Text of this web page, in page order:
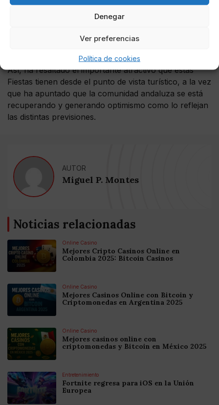
Denegar
Ver preferencias
Política de cookies
Sumando llegamos más lejos. Y yo quiero seguir
#Andalucíay los andaluces.
Así, ha resaltado el importante atractivo que estas
Fiestas tienen desde el punto de vista turístico, a la vez
que ha apuntado que la comunidad andaluza se está
recuperando y generando optimismo como lo reflejan
las distintas previsiones.
AUTOR
Miguel P. Montes
Noticias relacionadas
Online Casino
Mejores Cripto Casinos Online en
Colombia 2025: Bitcoin Casinos
Online Casino
Mejores Casinos Online con Bitcoin y
Criptomonedas en Argentina 2025
Online Casino
Mejores casinos online con
criptomonedas y Bitcoin en México 2025
Entretenimiento
Fortnite regresa para iOS en la Unión
Europea